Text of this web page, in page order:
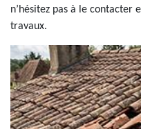
n’hésitez pas à le contacter
travaux.